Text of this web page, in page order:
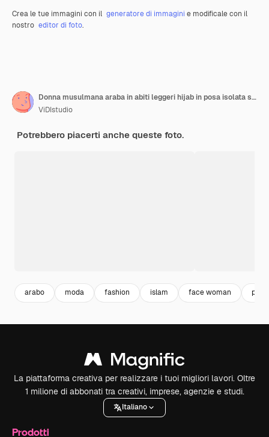
Crea le tue immagini con il generatore di immagini e modificale con il
nostro editor di foto.
Donna musulmana araba in abiti leggeri hijab in posa isolata su sfondo rosa. Concetto di stile di vita religioso della gente. Mock up spazio di copia. Mostra la lingua raffigurante un segno di metallo pesante con le corna in alto.
ViDIstudio
Potrebbero piacerti anche queste foto.
arabo moda fashion islam face woman
La piattaforma creativa per realizzare i tuoi migliori lavori. Oltre
1 milione di abbonati tra creativi, imprese, agenzie e studi.
Italiano
Prodotti